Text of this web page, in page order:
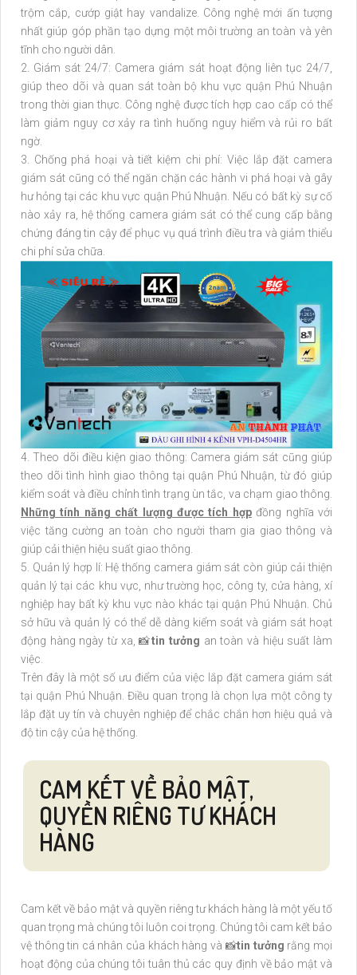
trộm cắp, cướp giật hay vandalize. Công nghệ mới ấn tượng
nhất giúp góp phần tạo dựng một môi trường an toàn và yên
tĩnh cho người dân.
2. Giám sát 24/7: Camera giám sát hoạt động liên tục 24/7,
giúp theo dõi và quan sát toàn bộ khu vực quận Phú Nhuận
trong thời gian thực. Công nghệ được tích hợp cao cấp có thể
làm giảm nguy cơ xảy ra tình huống nguy hiểm và rủi ro bất
ngờ.
3. Chống phá hoại và tiết kiệm chi phí: Việc lắp đặt camera
giám sát cũng có thể ngăn chặn các hành vi phá hoại và gây
hư hỏng tại các khu vực quận Phú Nhuận. Nếu có bất kỳ sự cố
nào xảy ra, hệ thống camera giám sát có thể cung cấp bằng
chứng đáng tin cậy để phục vụ quá trình điều tra và giảm thiểu
chi phí sửa chữa.
4. Theo dõi điều kiện giao thông: Camera giám sát cũng giúp
theo dõi tình hình giao thông tại quận Phú Nhuận, từ đó giúp
kiểm soát và điều chỉnh tình trạng ùn tắc, va chạm giao thông.
Những tính năng chất lượng được tích hợp đồng nghĩa với
việc tăng cường an toàn cho người tham gia giao thông và
giúp cải thiện hiệu suất giao thông.
5. Quản lý hợp lí: Hệ thống camera giám sát còn giúp cải thiện
quản lý tại các khu vực, như trường học, công ty, cửa hàng, xí
nghiệp hay bất kỳ khu vực nào khác tại quận Phú Nhuận. Chủ
sở hữu và quản lý có thể dễ dàng kiểm soát và giám sát hoạt
động hàng ngày từ xa, 📸tin tưởng an toàn và hiệu suất làm
việc.
Trên đây là một số ưu điểm của việc lắp đặt camera giám sát
tại quận Phú Nhuận. Điều quan trọng là chọn lựa một công ty
lắp đặt uy tín và chuyên nghiệp để chắc chắn hơn hiệu quả và
độ tin cậy của hệ thống.
CAM KẾT VỀ BẢO MẬT,
QUYỀN RIÊNG TƯ KHÁCH
HÀNG
Cam kết về bảo mật và quyền riêng tư khách hàng là một yếu tố
quan trọng mà chúng tôi luôn coi trọng. Chúng tôi cam kết bảo
vệ thông tin cá nhân của khách hàng và 📸tin tưởng rằng mọi
hoạt động của chúng tôi tuân thủ các quy định về bảo mật và